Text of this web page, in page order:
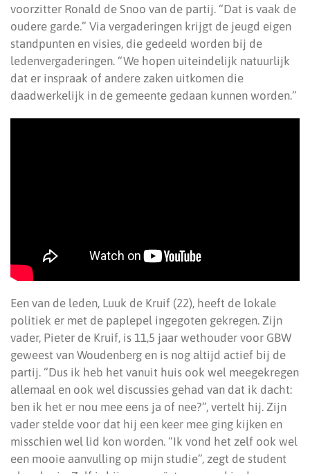
voorzitter Ronald de Snoo van de partij. “Dat is vaak de
oudere garde.” Via vergaderingen krijgt de jeugd eigen
standpunten en visies, die gedeeld worden bij de
ledenvergaderingen. “We hopen uiteindelijk natuurlijk
dat er inspraak of andere zaken uitkomen die
daadwerkelijk in de gemeente gedaan kunnen worden.”
Een van de leden, Luuk de Kruif (22), heeft de lokale
politiek er met de paplepel ingegoten gekregen. Zijn
vader, Pieter de Kruif, is 11,5 jaar wethouder voor GBW
geweest van Woudenberg en is nog altijd actief bij de
partij. “Dus ik heb het vanuit huis ook wel meegekregen
allemaal en ook wel discussies gehad van dat ik dacht:
ben ik het er nou mee eens ja of nee?”, vertelt hij. Zijn
vader stelde voor dat hij een keer mee ging kijken en
misschien wel lid kon worden. “Ik vond het zelf ook wel
een mooie aanvulling op mijn studie”, zegt de student